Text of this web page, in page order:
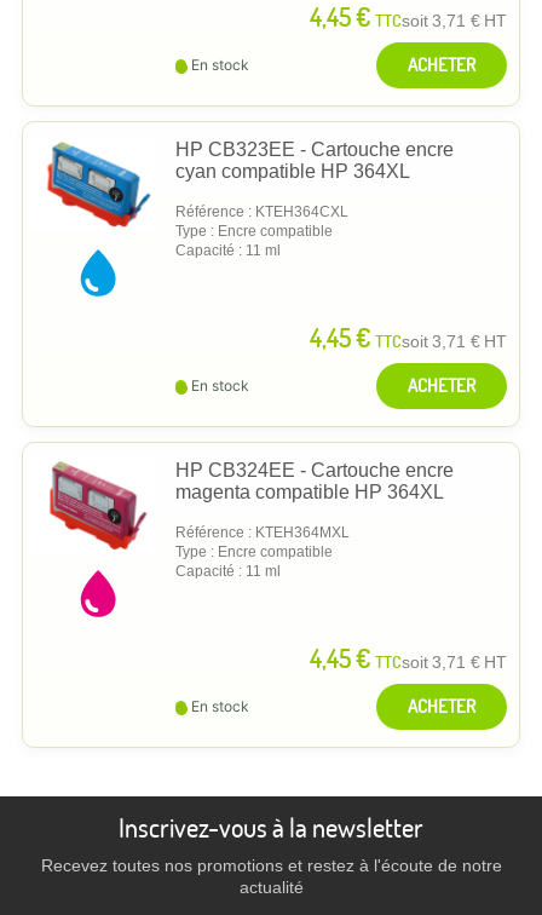
4,45 € TTCsoit3,71 € HT
En stock ACHETER
HP CB323EE - Cartouche encre
cyan compatible HP 364XL
Référence : KTEH364CXL
Type : Encre compatible
Capacité : 11 ml
4,45 € TTCsoit3,71 € HT
En stock ACHETER
HP CB324EE - Cartouche encre
magenta compatible HP 364XL
Référence : KTEH364MXL
Type : Encre compatible
Capacité : 11 ml
4,45 € TTCsoit3,71 € HT
En stock ACHETER
Inscrivez-vous à la newsletter
Recevez toutes nos promotions et restez à l'écoute de notre
actualité